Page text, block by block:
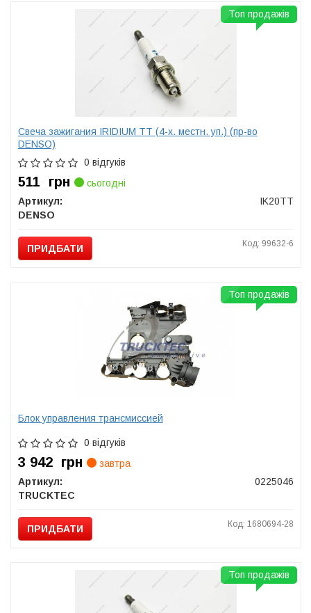
Свеча зажигания IRIDIUM TT (4-х. местн. уп.) (пр-во
DENSO)
0 відгуків
511 грн
сьогодні
Артикул:
IK20TT
DENSO
ПРИДБАТИ Код: 99632-6
Топ продажів
Блок управления трансмиссией
0 відгуків
3 942 грн
завтра
Артикул:
0225046
TRUCKTEC
ПРИДБАТИ Код: 1680694-28
Топ продажів
Топ продажів